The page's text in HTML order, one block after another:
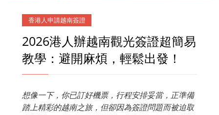
香港人申請越南簽證
2026港人辦越南觀光簽證超簡易
教學：避開麻煩，輕鬆出發！
想像一下，你已訂好機票，行程安排妥當，正準備
踏上精彩的越南之旅，但卻因為簽證問題而被迫取